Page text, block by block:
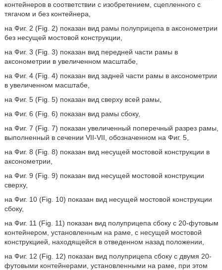
контейнеров в соответствии с изобретением, сцепленного с
тягачом и без контейнера,
на Фиг. 2 (Fig. 2) показан вид рамы полуприцепа в аксонометрии
без несущей мостовой конструкции,
на Фиг. 3 (Fig. 3) показан вид передней части рамы в
аксонометрии в увеличенном масштабе,
на Фиг. 4 (Fig. 4) показан вид задней части рамы в аксонометрии
в увеличенном масштабе,
на Фиг. 5 (Fig. 5) показан вид сверху всей рамы,
на Фиг. 6 (Fig. 6) показан вид рамы сбоку,
на Фиг. 7 (Fig. 7) показан увеличенный поперечный разрез рамы,
выполненный в сечении VII-VII, обозначенном на Фиг. 5,
на Фиг. 8 (Fig. 8) показан вид несущей мостовой конструкции в
аксонометрии,
на Фиг. 9 (Fig. 9) показан вид несущей мостовой конструкции
сверху,
на Фиг. 10 (Fig. 10) показан вид несущей мостовой конструкции
сбоку,
на Фиг. 11 (Fig. 11) показан вид полуприцепа сбоку с 20-футовым
контейнером, установленным на раме, с несущей мостовой
конструкцией, находящейся в отведенном назад положении,
на Фиг. 12 (Fig. 12) показан вид полуприцепа сбоку с двумя 20-
футовыми контейнерами, установленными на раме, при этом